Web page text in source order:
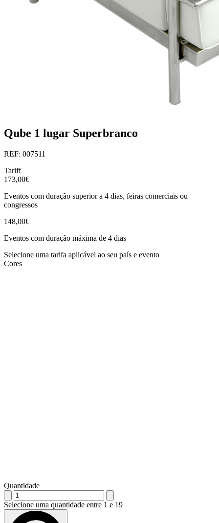
Qube 1 lugar Superbranco
REF: 007511
Tariff
173,00€
Eventos com duração superior a 4 dias, feiras comerciais ou
congressos
148,00€
Eventos com duração máxima de 4 dias
Selecione uma tarifa aplicável ao seu país e evento
Cores
Quantidade
Selecione uma quantidade entre 1 e 19